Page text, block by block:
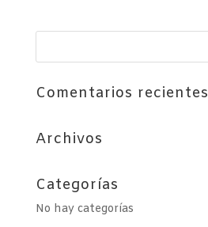
Comentarios recientes
Archivos
Categorías
No hay categorías